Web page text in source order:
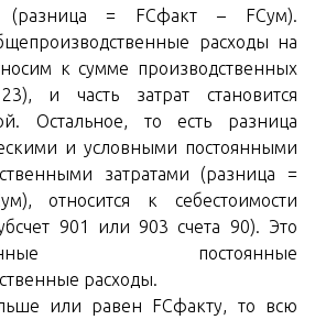
= FCфакт – FCум).
расходы на
к сумме производственных
и часть затрат становится
Остальное, то есть разница
и условными постоянными
затратами (разница =
относится к себестоимости
901 или 903 счета 90). Это
постоянные
расходы.
или равен FCфакту, то всю